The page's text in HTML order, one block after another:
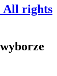
All rights